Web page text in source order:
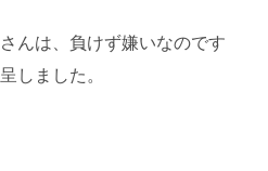
んは、負けず嫌いなのです
しました。